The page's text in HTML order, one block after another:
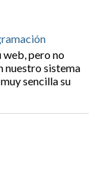
web, pero no
nuestro sistema
sencilla su